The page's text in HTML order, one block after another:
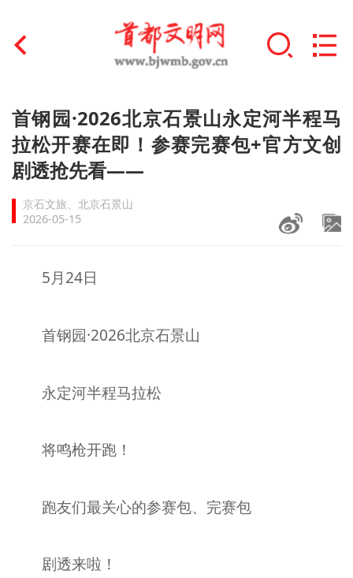
首页
文明创建
+
文明实践
文明培育
+
身边好人
宣传思想文化人才
首钢园·2026北京石景山永定河半程马
拉松开赛在即！参赛完赛包+官方文创
剧透抢先看——
京石文旅、北京石景山
2026-05-15
5月24日
首钢园·2026北京石景山
永定河半程马拉松
将鸣枪开跑！
跑友们最关心的参赛包、完赛包
剧透来啦！